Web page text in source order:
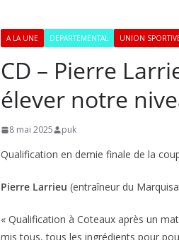
A LA UNE DEPARTEMENTAL UNION
CD – Pierre
élever notre
8 mai 2025 puk
Qualification en demie finale de la
Pierre Larrieu (entraîneur du
« Qualification à Coteaux après un
mis tous, tous les ingrédients pour